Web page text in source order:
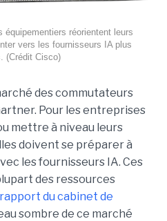
équipementiers réorientent leurs
vers les fournisseurs IA plus
(Crédit Cisco)
des commutateurs
Pour les entreprises
mettre à niveau leurs
doivent se préparer à
les fournisseurs IA. Ces
des ressources
du cabinet de
sombre de ce marché